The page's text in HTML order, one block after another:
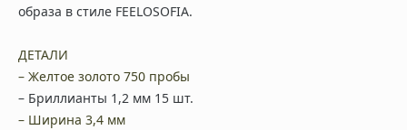
образа в стиле FEELOSOFIA.
ДЕТАЛИ
– Желтое золото 750 пробы
– Бриллианты 1,2 мм 15 шт.
– Ширина 3,4 мм